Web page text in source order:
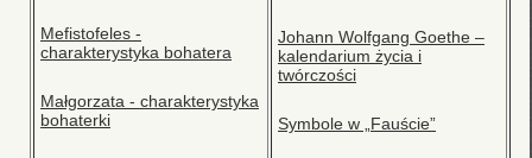
Johann Wolfgang Goethe –
kalendarium życia i
twórczości
Symbole w „Fauście”
Mefistofeles -
charakterystyka bohatera
Małgorzata - charakterystyka
bohaterki